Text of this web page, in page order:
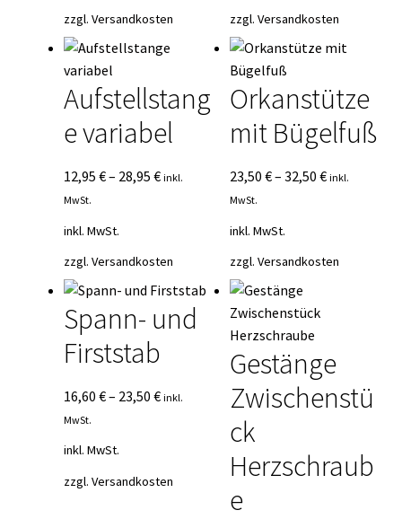
zzgl. Versandkosten
zzgl.Versandkosten
Aufstellstang
e variabel
12,95 €– 28,95 € inkl.
MwSt.
inkl. MwSt.
zzgl. Versandkosten
Orkanstütze
mit Bügelfuß
23,50€–32,50€ inkl.
MwSt.
inkl. MwSt.
zzgl.Versandkosten
Spann- und
Firststab
16,60 €– 23,50 € inkl.
MwSt.
inkl. MwSt.
zzgl. Versandkosten
Gestänge
Zwischenstü
ck
Herzschraub
e